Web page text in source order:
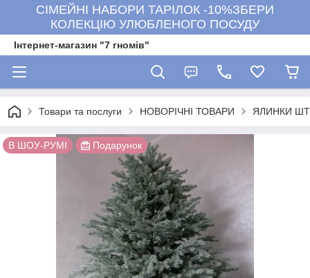
СІМЕЙНІ НАБОРИ ТАРІЛОК -10%ЗБЕРИ
КОЛЕКЦІЮ УЛЮБЛЕНОГО ПОСУДУ
Інтернет-магазин "7 гномів"
Товари та послуги НОВОРІЧНІ ТОВАРИ ЯЛИНКИ
В ШОУ-РУМІ Подарунок